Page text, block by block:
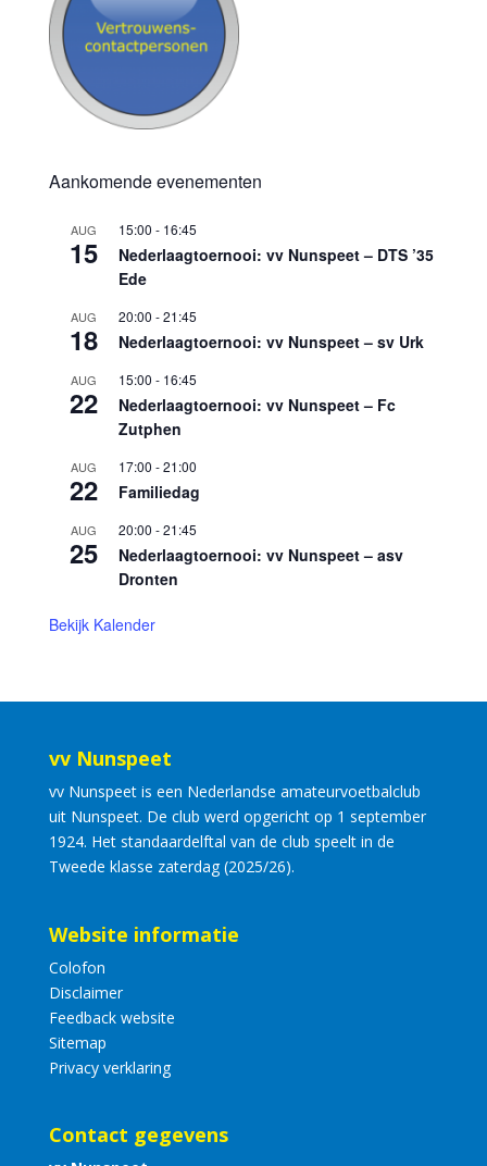
Aankomende evenementen
AUG
15
15:00 - 16:45
Nederlaagtoernooi: vv Nunspeet – DTS ’35
Ede
AUG
18
20:00 -21:45
Nederlaagtoernooi: vv Nunspeet – sv Urk
AUG
22
15:00 - 16:45
Nederlaagtoernooi: vv Nunspeet – Fc
Zutphen
AUG
22
17:00 -21:00
Familiedag
AUG
25
20:00 -21:45
Nederlaagtoernooi: vv Nunspeet – asv
Dronten
Bekijk Kalender
vv Nunspeet
vv Nunspeet is een Nederlandse amateurvoetbalclub
uit Nunspeet. De club werd opgericht op 1 september
1924. Het standaardelftal van de club speelt in de
Tweede klasse zaterdag (2025/26).
Website informatie
Colofon
Disclaimer
Feedback website
Sitemap
Privacy verklaring
Contact gegevens